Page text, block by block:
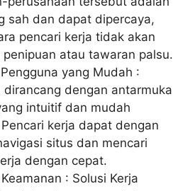
sah dan dapat dipercaya,
pencari kerja tidak akan
atau tawaran palsu.
yang Mudah :
dirancang dengan antarmuka
intuitif dan mudah
kerja dapat dengan
situs dan mencari
dengan cepat.
: Solusi Kerja